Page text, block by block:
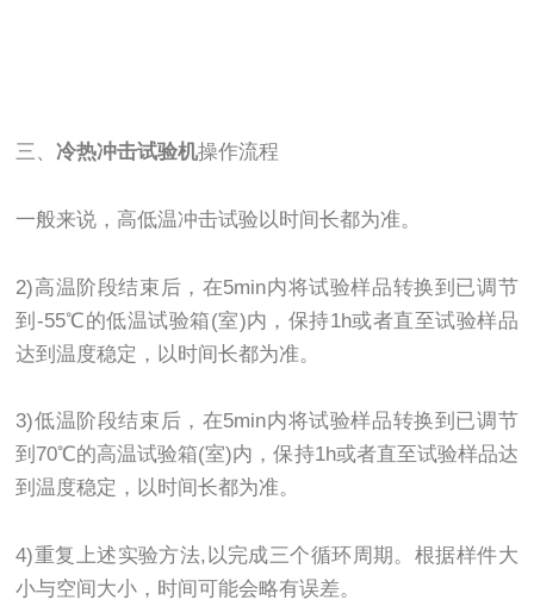
三、冷热冲击试验机操作流程
一般来说，高低温冲击试验以时间长都为准。
2)高温阶段结束后，在5min内将试验样品转换到已调节
到-55℃的低温试验箱(室)内，保持1h或者直至试验样品
达到温度稳定，以时间长都为准。
3)低温阶段结束后，在5min内将试验样品转换到已调节
到70℃的高温试验箱(室)内，保持1h或者直至试验样品达
到温度稳定，以时间长都为准。
4)重复上述实验方法,以完成三个循环周期。根据样件大
小与空间大小，时间可能会略有误差。